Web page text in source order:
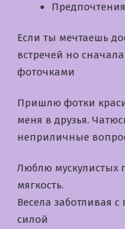
Если ты мечтаешь
встречей но
фоточками
Пришлю фотки
меня в друзья.
неприличные
Люблю мускулистых
мягкость.
Bесела заботливая
силой